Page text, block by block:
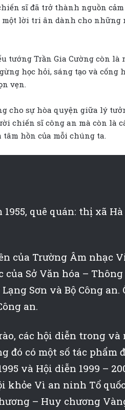
sĩ đã trở thành nguồn
lời tri ân dành cho
Trần Gia Cường còn là
học hỏi, sáng tạo và cống
vẹn.
cho sự hòa quyện giữa lý
chiến sĩ công an mà còn là
hồn của mỗi chúng ta.
quê quán: thị xã
của Trường Âm nhạc
Sở Văn hóa –
Sơn và Bộ Công
an.
các hội diễn trong và
đó có một số tác phẩm
và Hội diễn 1999 –
Vì an ninh Tổ
– Huy chương